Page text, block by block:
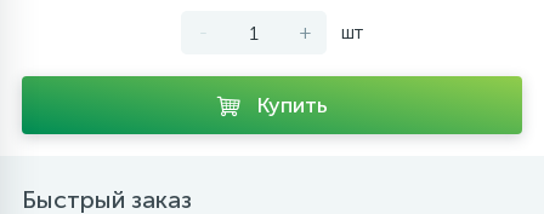
Напольные смесители
- + шт
Купить
Быстрый заказ